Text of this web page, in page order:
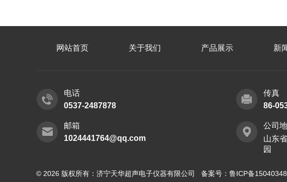
网站首页 关于我们 产品展示 新
电话
0537-2487878
传真
86-
邮箱
1024441764@qq.com
公司
山东
园
© 2026 版权所有：济宁天华超声电子仪器有限公司 备案号： 鲁ICP备